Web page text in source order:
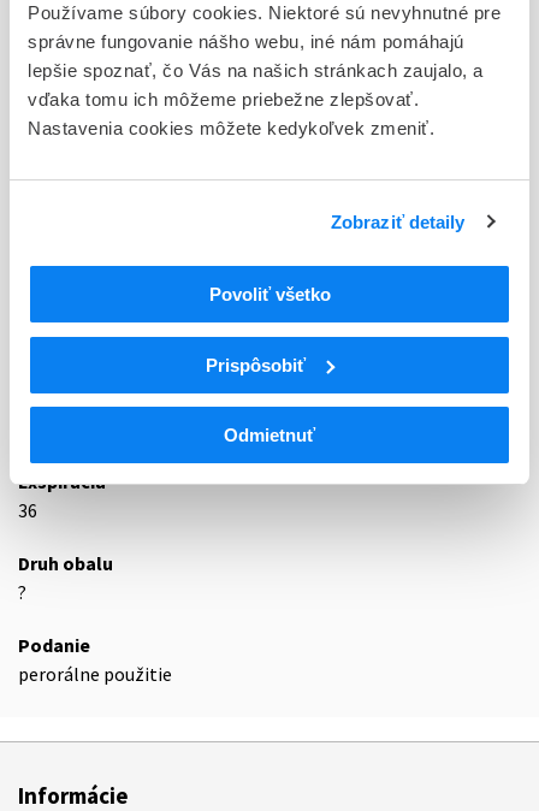
Používame súbory cookies. Niektoré sú nevyhnutné pre
správne fungovanie nášho webu, iné nám pomáhajú
lepšie spoznať, čo Vás na našich stránkach zaujalo, a
vďaka tomu ich môžeme priebežne zlepšovať.
Nastavenia cookies môžete kedykoľvek zmeniť.
Zobraziť detaily
Povoliť všetko
Prispôsobiť
Odmietnuť
Európska
Držiteľ, krajina
Zentiva k.s., Česká republika
16 - ANTICOAGULANTIA (FIBRINOLYTICA, ANTIFIBRINOL.)
KRV A KRVOTVORNÉ ORGÁNY
ANTITROMBOTIKÁ
B01A
B01AC
Antiagreganciá trombocytov okrem heparínu
Klopidogrel
Exspirácia
36
Druh obalu
?
Podanie
perorálne použitie
Informácie